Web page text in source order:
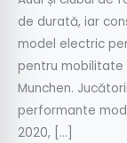
de durată, iar
model electric
pentru mobilitate
Munchen.
performante
2020, […]